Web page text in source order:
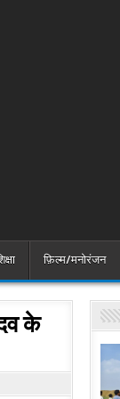
फ़िल्म/मनोरंजन
के